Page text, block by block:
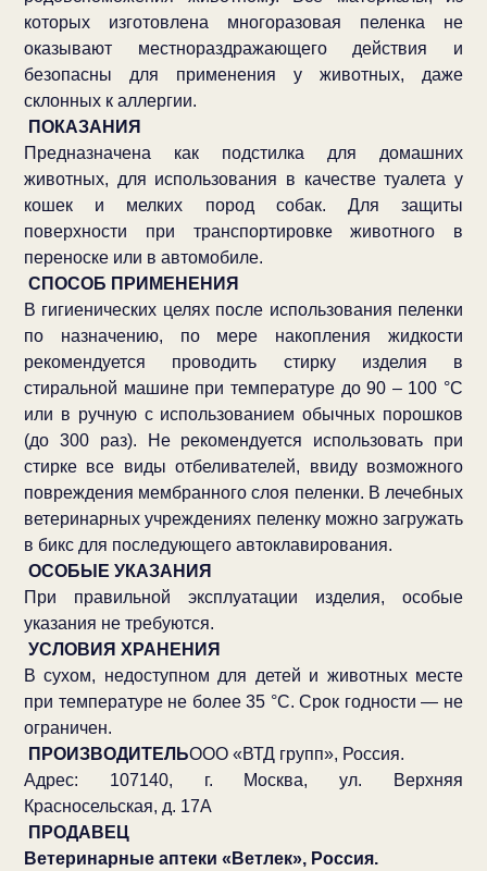
которых изготовлена многоразовая пеленка не
оказывают местнораздражающего действия и
безопасны для применения у животных, даже
склонных к аллергии.
ПОКАЗАНИЯ
Предназначена как подстилка для домашних
животных, для использования в качестве туалета у
кошек и мелких пород собак. Для защиты
поверхности при транспортировке животного в
переноске или в автомобиле.
СПОСОБ ПРИМЕНЕНИЯ
В гигиенических целях после использования пеленки
по назначению, по мере накопления жидкости
рекомендуется проводить стирку изделия в
стиральной машине при температуре до 90 – 100 °С
или в ручную с использованием обычных порошков
(до 300 раз). Не рекомендуется использовать при
стирке все виды отбеливателей, ввиду возможного
повреждения мембранного слоя пеленки. В лечебных
ветеринарных учреждениях пеленку можно загружать
в бикс для последующего автоклавирования.
ОСОБЫЕ УКАЗАНИЯ
При правильной эксплуатации изделия, особые
указания не требуются.
УСЛОВИЯ ХРАНЕНИЯ
В сухом, недоступном для детей и животных месте
при температуре не более 35 °С. Срок годности — не
ограничен.
ПРОИЗВОДИТЕЛЬООО «ВТД групп», Россия.
Адрес: 107140, г. Москва, ул. Верхняя
Красносельская, д. 17А
ПРОДАВЕЦ
Ветеринарные аптеки «Ветлек», Россия.